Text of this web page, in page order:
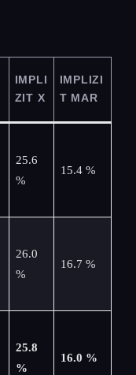
IMPLI
ZIT X
IMPLIZI
T MAR
25.6
%
15.4 %
26.0
%
16.7 %
25.8
%
16.0 %